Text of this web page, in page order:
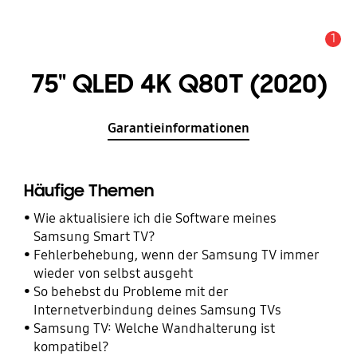
1
75" QLED 4K Q80T (2020)
Garantieinformationen
Häufige Themen
Wie aktualisiere ich die Software meines
Samsung Smart TV?
Fehlerbehebung, wenn der Samsung TV immer
wieder von selbst ausgeht
So behebst du Probleme mit der
Internetverbindung deines Samsung TVs
Samsung TV: Welche Wandhalterung ist
kompatibel?